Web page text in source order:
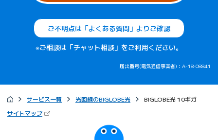
ご不明点は「よくある質問」よりご確認
※ご相談は「チャット相談」をご利用ください。
届出番号(電気通信事業者)：A-18-08841
サービス一覧 光回線のBIGLOBE光
BIGLOBE光 10ギガ
サイトマップ（新しいタブで開きます）